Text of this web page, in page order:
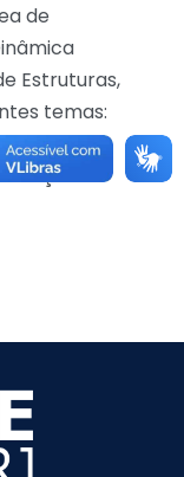
de
Estruturas,
temas:
de